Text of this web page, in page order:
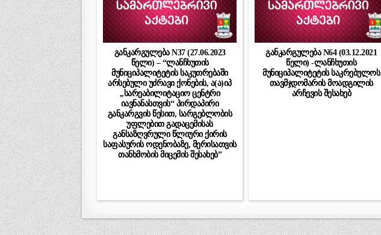
განკარგულება N37 (27.06.2023
წელი) – “ლანჩხუთის
მუნიციპალიტეტის საკუთრებაში
არსებული უძრავი ქონების, ა(ა)იპ
,,სარეაბილიტაციო ცენტრი
იავნანასთვის“ პირდაპირი
განკარგვის წესით, სარგებლობის
უფლებით გადაცემისას
განსაზღვრული წლიური ქირის
საფასურის ოდენობაზე, მერისათვის
თანხმობის მიცემის შესახებ”
განკარგულება N64 (03.12.2021
წელი) -ლანჩხუთის
მუნიციპალიტეტის საკრებულოს
თავმჯდომარის მოადგილის
არჩევის შესახებ